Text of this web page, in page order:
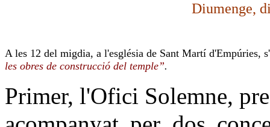
Diumenge,
A les 12 del migdia, a l'església de Sant Martí d'Empúries,
les obres de construcció del temple”.
Primer, l'Ofici Solemne,